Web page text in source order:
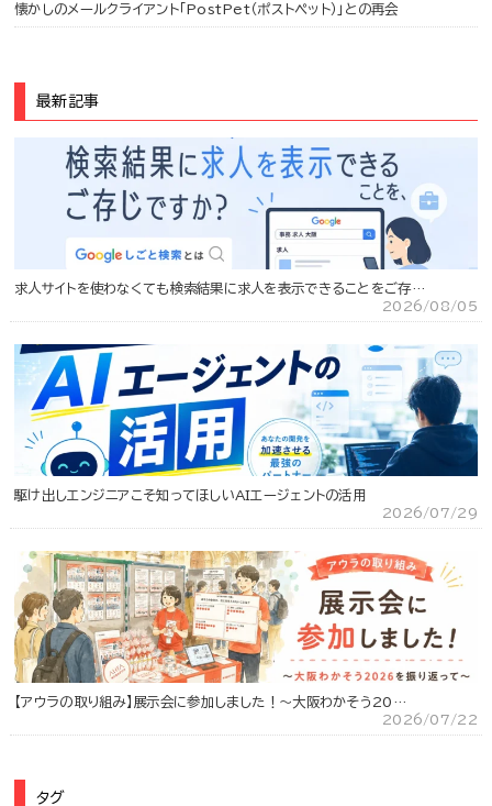
懐かしのメールクライアント「PostPet（ポストペット）」との再会
最新記事
求人サイトを使わなくても検索結果に求人を表示できることをご存…
2026/08/05
駆け出しエンジニアこそ知ってほしいAIエージェントの活用
2026/07/29
【アウラの取り組み】展示会に参加しました！～大阪わかそう20…
2026/07/22
タグ